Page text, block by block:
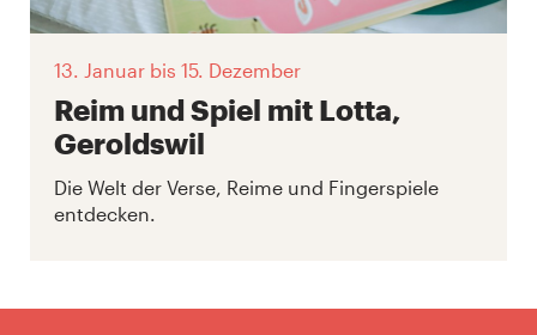
13. Januar bis 15. Dezember
Reim und Spiel mit Lotta,
Geroldswil
Die Welt der Verse, Reime und Fingerspiele
entdecken.